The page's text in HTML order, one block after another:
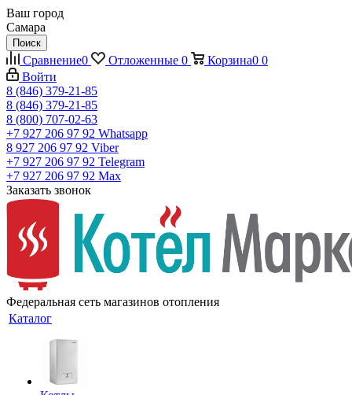
Ваш город
Самара
Поиск
Сравнение0 Отложенные 0 Корзина0 0
Войти
8 (846) 379-21-85
8 (846) 379-21-85
8 (800) 707-02-63
+7 927 206 97 92 Whatsapp
8 927 206 97 92 Viber
+7 927 206 97 92 Telegram
+7 927 206 97 92 Max
Заказать звонок
Федеральная сеть магазинов отопления
Каталог